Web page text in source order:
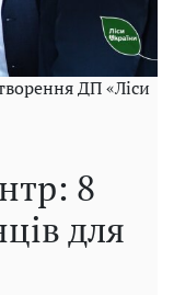
ДП «Ліси
8
для